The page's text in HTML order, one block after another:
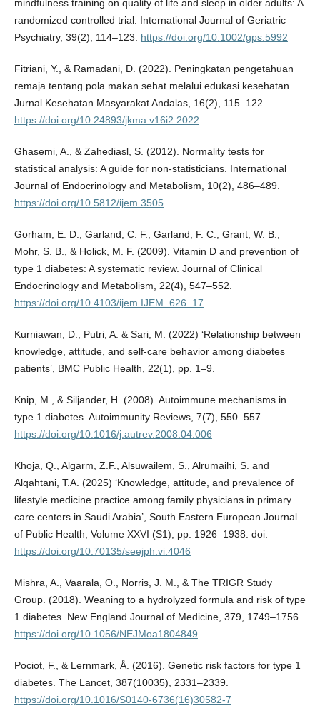
mindfulness training on quality of life and sleep in older adults: A
randomized controlled trial. International Journal of Geriatric
Psychiatry, 39(2), 114–123. https://doi.org/10.1002/gps.5992
Fitriani, Y., & Ramadani, D. (2022). Peningkatan pengetahuan
remaja tentang pola makan sehat melalui edukasi kesehatan.
Jurnal Kesehatan Masyarakat Andalas, 16(2), 115–122.
https://doi.org/10.24893/jkma.v16i2.2022
Ghasemi, A., & Zahediasl, S. (2012). Normality tests for
statistical analysis: A guide for non-statisticians. International
Journal of Endocrinology and Metabolism, 10(2), 486–489.
https://doi.org/10.5812/ijem.3505
Gorham, E. D., Garland, C. F., Garland, F. C., Grant, W. B.,
Mohr, S. B., & Holick, M. F. (2009). Vitamin D and prevention of
type 1 diabetes: A systematic review. Journal of Clinical
Endocrinology and Metabolism, 22(4), 547–552.
https://doi.org/10.4103/ijem.IJEM_626_17
Kurniawan, D., Putri, A. & Sari, M. (2022) ‘Relationship between
knowledge, attitude, and self-care behavior among diabetes
patients’, BMC Public Health, 22(1), pp. 1–9.
Knip, M., & Siljander, H. (2008). Autoimmune mechanisms in
type 1 diabetes. Autoimmunity Reviews, 7(7), 550–557.
https://doi.org/10.1016/j.autrev.2008.04.006
Khoja, Q., Algarm, Z.F., Alsuwailem, S., Alrumaihi, S. and
Alqahtani, T.A. (2025) ‘Knowledge, attitude, and prevalence of
lifestyle medicine practice among family physicians in primary
care centers in Saudi Arabia’, South Eastern European Journal
of Public Health, Volume XXVI (S1), pp. 1926–1938. doi:
https://doi.org/10.70135/seejph.vi.4046
Mishra, A., Vaarala, O., Norris, J. M., & The TRIGR Study
Group. (2018). Weaning to a hydrolyzed formula and risk of type
1 diabetes. New England Journal of Medicine, 379, 1749–1756.
https://doi.org/10.1056/NEJMoa1804849
Pociot, F., & Lernmark, Å. (2016). Genetic risk factors for type 1
diabetes. The Lancet, 387(10035), 2331–2339.
https://doi.org/10.1016/S0140-6736(16)30582-7